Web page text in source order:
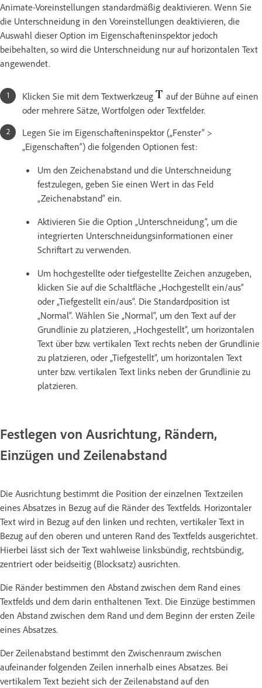
Animate-Voreinstellungen standardmäßig deaktivieren. Wenn Sie
die Unterschneidung in den Voreinstellungen deaktivieren, die
Auswahl dieser Option im Eigenschafteninspektor jedoch
beibehalten, so wird die Unterschneidung nur auf horizontalen Text
angewendet.
Klicken Sie mit dem Textwerkzeug
auf der Bühne auf einen
oder mehrere Sätze, Wortfolgen oder Textfelder.
Legen Sie im Eigenschafteninspektor („Fenster“ >
„Eigenschaften“) die folgenden Optionen fest:
Um den Zeichenabstand und die Unterschneidung
festzulegen, geben Sie einen Wert in das Feld
„Zeichenabstand“ ein.
Aktivieren Sie die Option „Unterschneidung“, um die
integrierten Unterschneidungsinformationen einer
Schriftart zu verwenden.
Um hochgestellte oder tiefgestellte Zeichen anzugeben,
klicken Sie auf die Schaltfläche „Hochgestellt ein/aus“
oder „Tiefgestellt ein/aus“. Die Standardposition ist
„Normal“. Wählen Sie „Normal“, um den Text auf der
Grundlinie zu platzieren, „Hochgestellt“, um horizontalen
Text über bzw. vertikalen Text rechts neben der Grundlinie
zu platzieren, oder „Tiefgestellt“, um horizontalen Text
unter bzw. vertikalen Text links neben der Grundlinie zu
platzieren.
Festlegen von Ausrichtung, Rändern,
Einzügen und Zeilenabstand
Die Ausrichtung bestimmt die Position der einzelnen Textzeilen
eines Absatzes in Bezug auf die Ränder des Textfelds. Horizontaler
Text wird in Bezug auf den linken und rechten, vertikaler Text in
Bezug auf den oberen und unteren Rand des Textfelds ausgerichtet.
Hierbei lässt sich der Text wahlweise linksbündig, rechtsbündig,
zentriert oder beidseitig (Blocksatz) ausrichten.
Die Ränder bestimmen den Abstand zwischen dem Rand eines
Textfelds und dem darin enthaltenen Text. Die Einzüge bestimmen
den Abstand zwischen dem Rand und dem Beginn der ersten Zeile
eines Absatzes.
Der Zeilenabstand bestimmt den Zwischenraum zwischen
aufeinander folgenden Zeilen innerhalb eines Absatzes. Bei
vertikalem Text bezieht sich der Zeilenabstand auf den